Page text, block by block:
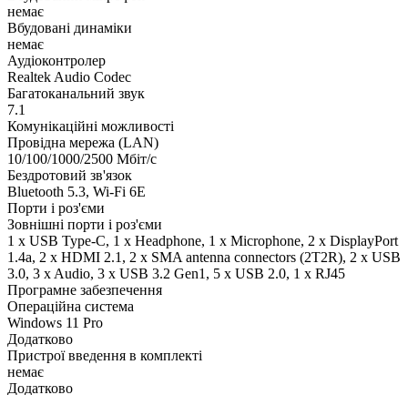
немає
Вбудовані динаміки
немає
Аудіоконтролер
Realtek Audio Codec
Багатоканальний звук
7.1
Комунікаційні можливості
Провідна мережа (LAN)
10/100/1000/2500 Мбіт/с
Бездротовий зв'язок
Bluetooth 5.3, Wi-Fi 6E
Порти і роз'єми
Зовнішні порти і роз'єми
1 x USB Type-C, 1 x Нeadphone, 1 х Microphone, 2 x DisplayPort
1.4a, 2 x HDMI 2.1, 2 x SMA antenna connectors (2T2R), 2 x USB
3.0, 3 x Audio, 3 x USB 3.2 Gen1, 5 x USB 2.0, 1 x RJ45
Програмне забезпечення
Операційна система
Windows 11 Pro
Додатково
Пристрої введення в комплекті
немає
Додатково